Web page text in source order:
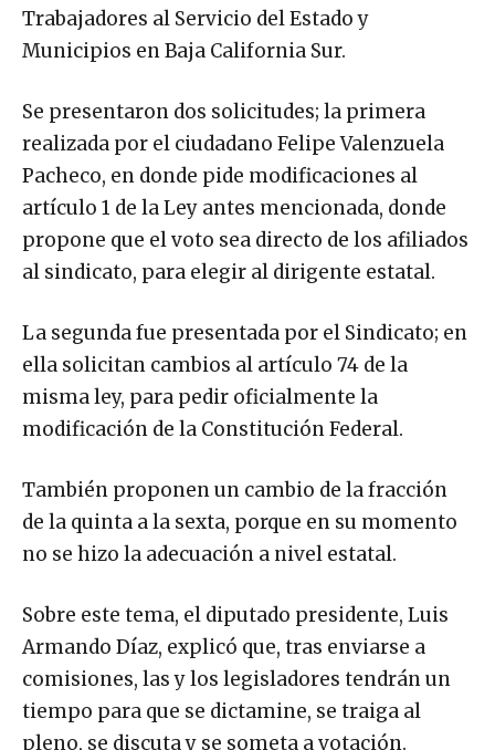
Trabajadores al Servicio del Estado y
Municipios en Baja California Sur.
Se presentaron dos solicitudes; la primera
realizada por el ciudadano Felipe Valenzuela
Pacheco, en donde pide modificaciones al
artículo 1 de la Ley antes mencionada, donde
propone que el voto sea directo de los afiliados
al sindicato, para elegir al dirigente estatal.
La segunda fue presentada por el Sindicato; en
ella solicitan cambios al artículo 74 de la
misma ley, para pedir oficialmente la
modificación de la Constitución Federal.
También proponen un cambio de la fracción
de la quinta a la sexta, porque en su momento
no se hizo la adecuación a nivel estatal.
Sobre este tema, el diputado presidente, Luis
Armando Díaz, explicó que, tras enviarse a
comisiones, las y los legisladores tendrán un
tiempo para que se dictamine, se traiga al
pleno, se discuta y se someta a votación.